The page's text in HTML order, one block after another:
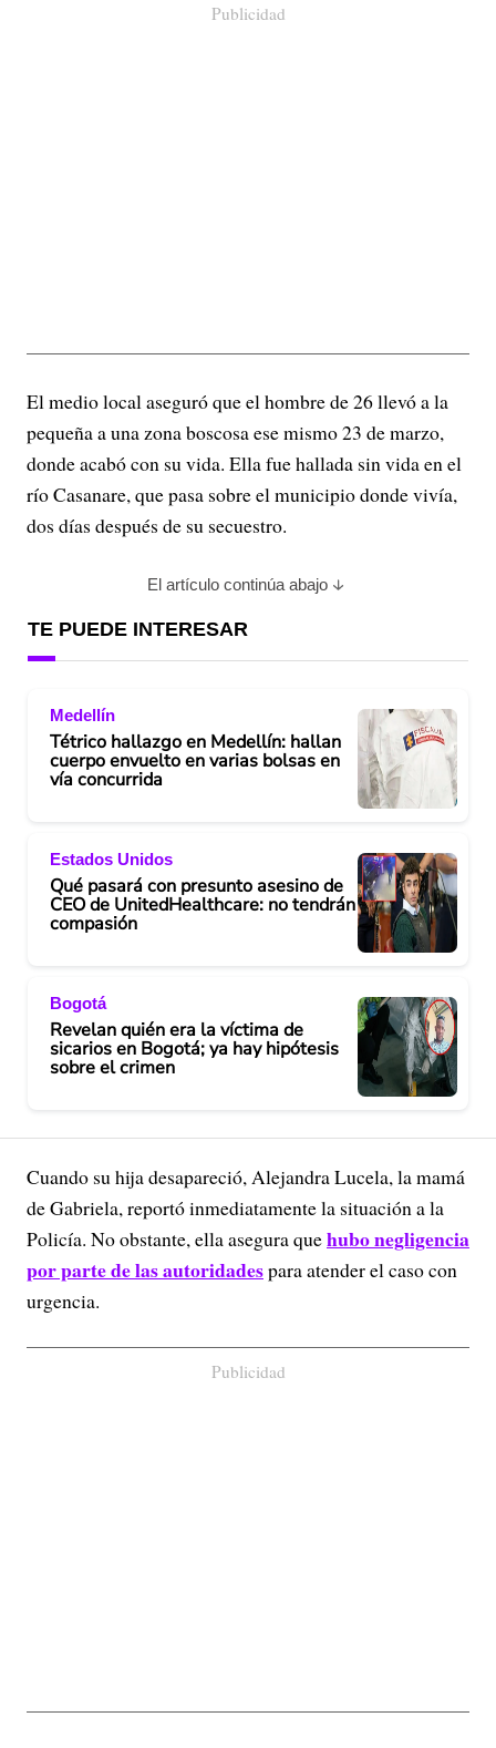
Publicidad
El medio local aseguró que el hombre de 26 llevó a la
pequeña a una zona boscosa ese mismo 23 de marzo,
donde acabó con su vida. Ella fue hallada sin vida en el
río Casanare, que pasa sobre el municipio donde vivía,
dos días después de su secuestro.
El artículo continúa abajo
TE PUEDE INTERESAR
Medellín
Tétrico hallazgo en Medellín: hallan
cuerpo envuelto en varias bolsas en
vía concurrida
Estados Unidos
Qué pasará con presunto asesino de
CEO de UnitedHealthcare: no tendrán
compasión
Bogotá
Revelan quién era la víctima de
sicarios en Bogotá; ya hay hipótesis
sobre el crimen
Cuando su hija desapareció, Alejandra Lucela, la mamá
de Gabriela, reportó inmediatamente la situación a la
Policía. No obstante, ella asegura quehubo negligencia
por parte de las autoridadespara atender el caso con
urgencia.
Publicidad